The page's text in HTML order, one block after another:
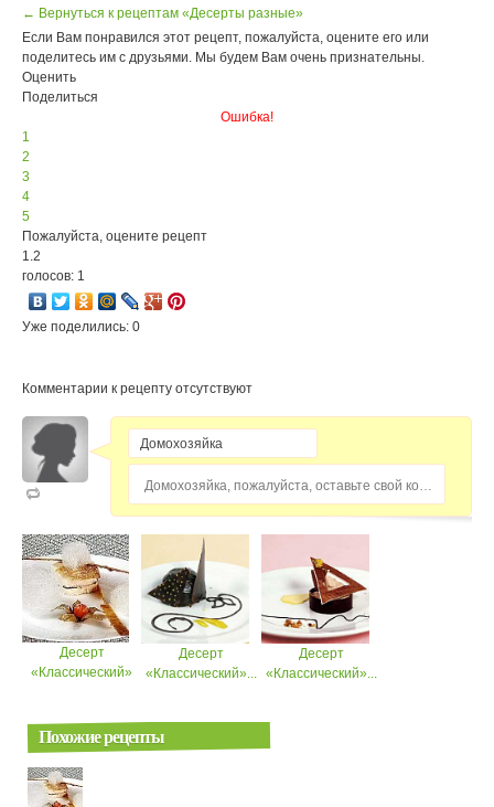
← Вернуться к рецептам «Десерты разные»
Если Вам понравился этот рецепт, пожалуйста, оцените его или
поделитесь им с друзьями. Мы будем Вам очень признательны.
Оценить
Поделиться
Ошибка!
1
2
3
4
5
Пожалуйста, оцените рецепт
1.2
голосов: 1
Уже поделились: 0
Комментарии к рецепту отсутствуют
Домохозяйка, пожалуйста, оставьте свой комментарий...
Десерт
«Классический»
Десерт
«Классический»...
Десерт
«Классический»...
Похожие рецепты